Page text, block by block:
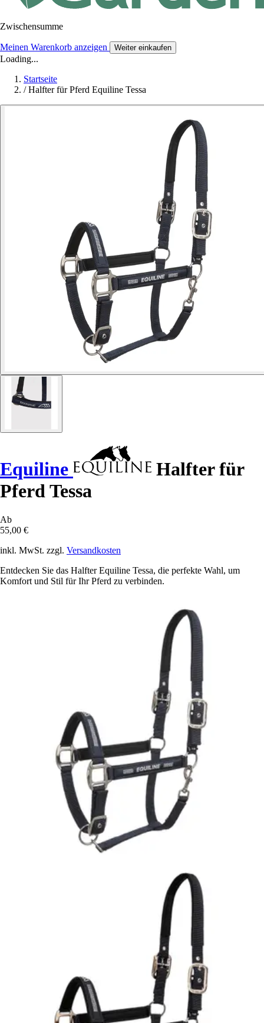
Zwischensumme
Meinen Warenkorb anzeigen Weiter einkaufen
Loading...
Startseite
/ Halfter für Pferd Equiline Tessa
Equiline
Halfter für
Pferd Tessa
Ab
55,00 €
inkl. MwSt. zzgl. Versandkosten
Entdecken Sie das Halfter Equiline Tessa, die perfekte Wahl, um
Komfort und Stil für Ihr Pferd zu verbinden.